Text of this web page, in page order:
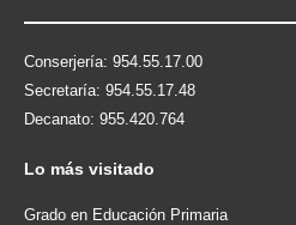
Conserjería: 954.55.17.00
Secretaría: 954.55.17.48
Decanato: 955.420.764
Lo más visitado
Grado en Educación Primaria